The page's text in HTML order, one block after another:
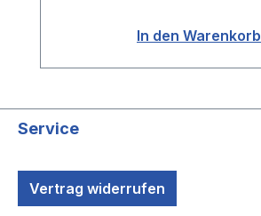
In den Warenkorb
Service
Vertrag widerrufen